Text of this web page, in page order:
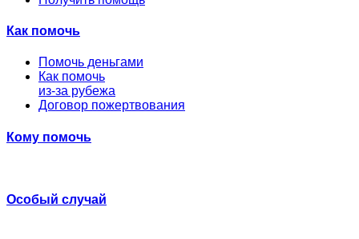
Как помочь
Помочь деньгами
Как помочь
из-за рубежа
Договор пожертвования
Кому помочь
Особый случай